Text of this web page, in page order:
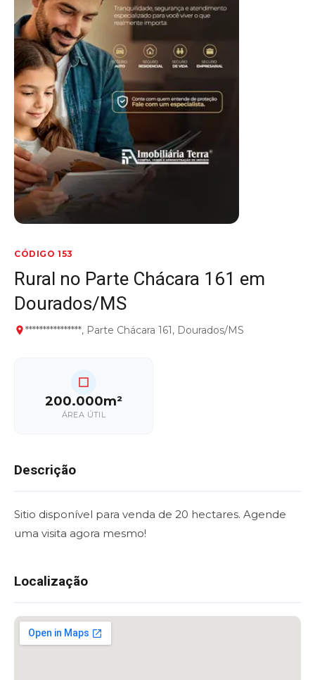
CÓDIGO 153
Rural no Parte Chácara 161 em
Dourados/MS
****************, Parte Chácara 161, Dourados/MS
200.000m²
ÁREA ÚTIL
Descrição
Sitio disponível para venda de 20 hectares. Agende
uma visita agora mesmo!
Localização